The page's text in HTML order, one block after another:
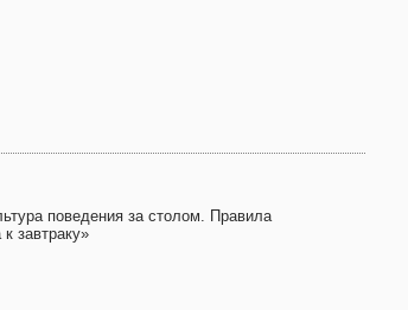
поведения за столом. Правила
завтраку»